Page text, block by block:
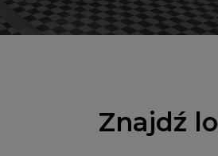
Znajdź